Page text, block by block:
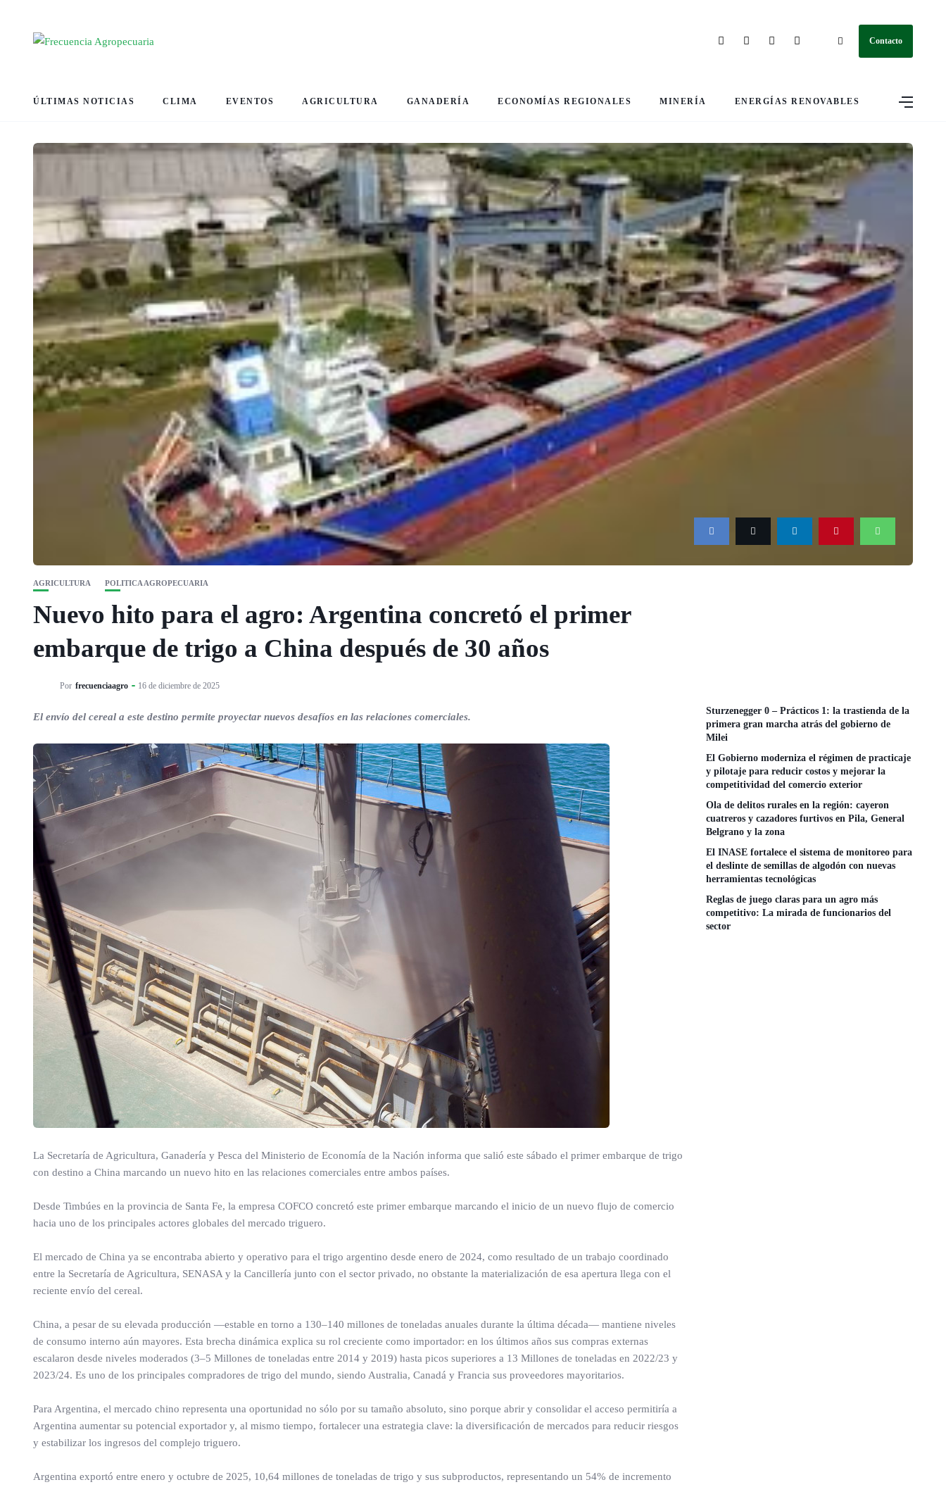
Contacto
ÚLTIMAS NOTICIAS CLIMA EVENTOS AGRICULTURA GANADERÍA ECONOMÍAS REGIONALES MINERÍA ENERGÍAS RENOVABLES
AGRICULTURA POLITICA AGROPECUARIA
Nuevo hito para el agro: Argentina concretó el primer
embarque de trigo a China después de 30 años
Por frecuenciaagro 16 de diciembre de 2025
El envío del cereal a este destino permite proyectar nuevos desafíos en las relaciones comerciales.
La Secretaría de Agricultura, Ganadería y Pesca del Ministerio de Economía de la Nación informa que salió este sábado el primer embarque de trigo
con destino a China marcando un nuevo hito en las relaciones comerciales entre ambos países.
Desde Timbúes en la provincia de Santa Fe, la empresa COFCO concretó este primer embarque marcando el inicio de un nuevo flujo de comercio
hacia uno de los principales actores globales del mercado triguero.
El mercado de China ya se encontraba abierto y operativo para el trigo argentino desde enero de 2024, como resultado de un trabajo coordinado
entre la Secretaría de Agricultura, SENASA y la Cancillería junto con el sector privado, no obstante la materialización de esa apertura llega con el
reciente envío del cereal.
China, a pesar de su elevada producción —estable en torno a 130–140 millones de toneladas anuales durante la última década— mantiene niveles
de consumo interno aún mayores. Esta brecha dinámica explica su rol creciente como importador: en los últimos años sus compras externas
escalaron desde niveles moderados (3–5 Millones de toneladas entre 2014 y 2019) hasta picos superiores a 13 Millones de toneladas en 2022/23 y
2023/24. Es uno de los principales compradores de trigo del mundo, siendo Australia, Canadá y Francia sus proveedores mayoritarios.
Para Argentina, el mercado chino representa una oportunidad no sólo por su tamaño absoluto, sino porque abrir y consolidar el acceso permitiría a
Argentina aumentar su potencial exportador y, al mismo tiempo, fortalecer una estrategia clave: la diversificación de mercados para reducir riesgos
y estabilizar los ingresos del complejo triguero.
Argentina exportó entre enero y octubre de 2025, 10,64 millones de toneladas de trigo y sus subproductos, representando un 54% de incremento
Sturzenegger 0 – Prácticos 1: la trastienda de la
primera gran marcha atrás del gobierno de
Milei
El Gobierno moderniza el régimen de practicaje
y pilotaje para reducir costos y mejorar la
competitividad del comercio exterior
Ola de delitos rurales en la región: cayeron
cuatreros y cazadores furtivos en Pila, General
Belgrano y la zona
El INASE fortalece el sistema de monitoreo para
el deslinte de semillas de algodón con nuevas
herramientas tecnológicas
Reglas de juego claras para un agro más
competitivo: La mirada de funcionarios del
sector